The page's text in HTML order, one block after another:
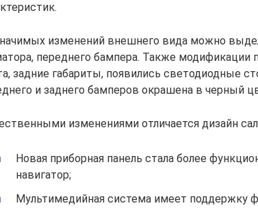
изменений внешнего вида можно
переднего бампера. Также модификации
задние габариты, появились светодиодные
и заднего бамперов окрашена в черный
изменениями отличается дизайн
Новая приборная панель стала более
навигатор;
Мультимедийная система имеет поддержку